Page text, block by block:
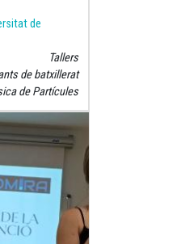
de
Tallers
de batxillerat
de Partícules